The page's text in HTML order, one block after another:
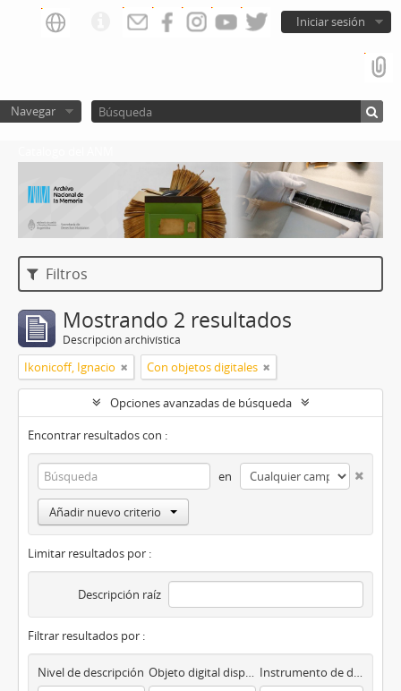
Iniciar sesión
Navegar
Filtros
Mostrando 2 resultados
Descripción archivística
Ikonicoff, Ignacio Con objetos digitales
Opciones avanzadas de búsqueda
Encontrar resultados con :
en
Añadir nuevo criterio
Limitar resultados por :
Descripción raíz
Filtrar resultados por :
Nivel de descripción Objeto digital disponibles Instrumento de descripción